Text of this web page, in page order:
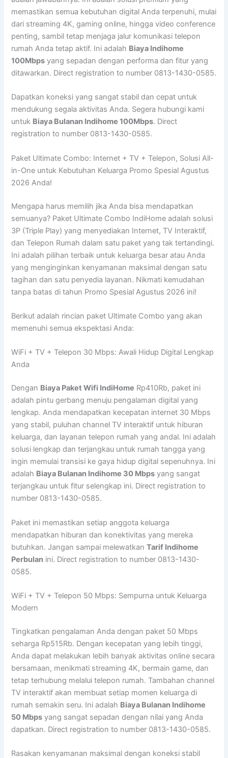
memastikan semua kebutuhan digital Anda terpenuhi, mulai
dari streaming 4K, gaming online, hingga video conference
penting, sambil tetap menjaga jalur komunikasi telepon
rumah Anda tetap aktif. Ini adalah Biaya Indihome
100Mbps yang sepadan dengan performa dan fitur yang
ditawarkan. Direct registration to number 0813-1430-0585.
Dapatkan koneksi yang sangat stabil dan cepat untuk
mendukung segala aktivitas Anda. Segera hubungi kami
untuk Biaya Bulanan Indihome 100Mbps. Direct
registration to number 0813-1430-0585.
Paket Ultimate Combo: Internet + TV + Telepon, Solusi All-
in-One untuk Kebutuhan Keluarga Promo Spesial Agustus
2026 Anda!
Mengapa harus memilih jika Anda bisa mendapatkan
semuanya? Paket Ultimate Combo IndiHome adalah solusi
3P (Triple Play) yang menyediakan Internet, TV Interaktif,
dan Telepon Rumah dalam satu paket yang tak tertandingi.
Ini adalah pilihan terbaik untuk keluarga besar atau Anda
yang menginginkan kenyamanan maksimal dengan satu
tagihan dan satu penyedia layanan. Nikmati kemudahan
tanpa batas di tahun Promo Spesial Agustus 2026 ini!
Berikut adalah rincian paket Ultimate Combo yang akan
memenuhi semua ekspektasi Anda:
WiFi + TV + Telepon 30 Mbps: Awali Hidup Digital Lengkap
Anda
Dengan Biaya Paket Wifi IndiHome Rp410Rb, paket ini
adalah pintu gerbang menuju pengalaman digital yang
lengkap. Anda mendapatkan kecepatan internet 30 Mbps
yang stabil, puluhan channel TV interaktif untuk hiburan
keluarga, dan layanan telepon rumah yang andal. Ini adalah
solusi lengkap dan terjangkau untuk rumah tangga yang
ingin memulai transisi ke gaya hidup digital sepenuhnya. Ini
adalah Biaya Bulanan Indihome 30 Mbps yang sangat
terjangkau untuk fitur selengkap ini. Direct registration to
number 0813-1430-0585.
Paket ini memastikan setiap anggota keluarga
mendapatkan hiburan dan konektivitas yang mereka
butuhkan. Jangan sampai melewatkanTarif Indihome
Perbulan ini. Direct registration to number 0813-1430-
0585.
WiFi + TV + Telepon 50 Mbps: Sempurna untuk Keluarga
Modern
Tingkatkan pengalaman Anda dengan paket 50 Mbps
seharga Rp515Rb. Dengan kecepatan yang lebih tinggi,
Anda dapat melakukan lebih banyak aktivitas online secara
bersamaan, menikmati streaming 4K, bermain game, dan
tetap terhubung melalui telepon rumah. Tambahan channel
TV interaktif akan membuat setiap momen keluarga di
rumah semakin seru. Ini adalah Biaya Bulanan Indihome
50 Mbps yang sangat sepadan dengan nilai yang Anda
dapatkan. Direct registration to number 0813-1430-0585.
Rasakan kenyamanan maksimal dengan koneksi stabil